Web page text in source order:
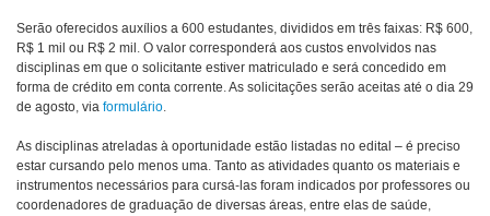
Serão oferecidos auxílios a 600 estudantes, divididos em três faixas: R$ 600,
R$ 1 mil ou R$ 2 mil. O valor corresponderá aos custos envolvidos nas
disciplinas em que o solicitante estiver matriculado e será concedido em
forma de crédito em conta corrente. As solicitações serão aceitas até o dia 29
de agosto, via formulário.
As disciplinas atreladas à oportunidade estão listadas no edital – é preciso
estar cursando pelo menos uma. Tanto as atividades quanto os materiais e
instrumentos necessários para cursá-las foram indicados por professores ou
coordenadores de graduação de diversas áreas, entre elas de saúde,